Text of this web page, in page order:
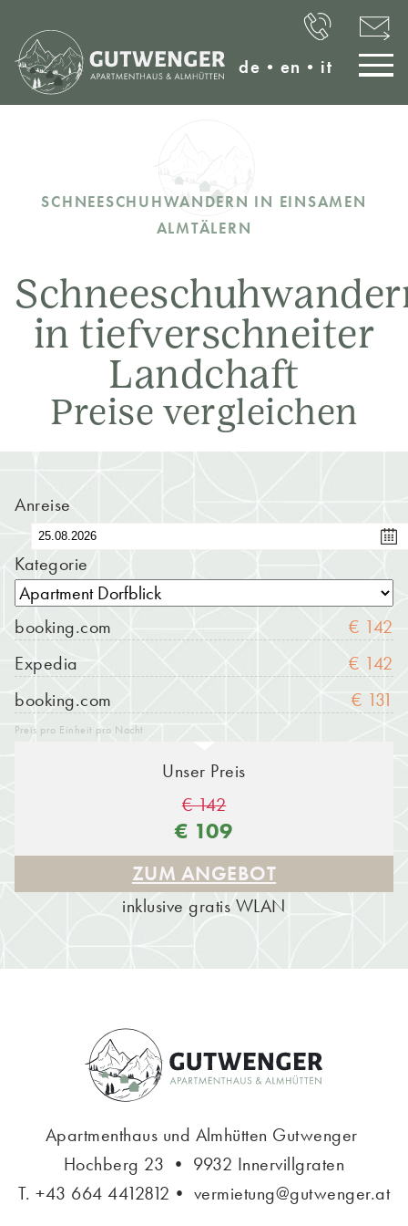
de • en • it
SCHNEESCHUHWANDERN IN EINSAMEN
ALMTÄLERN
in tiefverschneiter
Landchaft
Preise vergleichen
Anreise
Kategorie
booking.com
€ 142
Expedia
€ 142
booking.com
€ 131
Preis pro Einheit pro Nacht
Unser Preis
€ 142
€ 109
ZUM ANGEBOT
inklusive gratis WLAN
Apartmenthaus und Almhütten Gutwenger
Hochberg 23 • 9932 Innervillgraten
T.+43 664 4412812 • vermietung@gutwenger.at